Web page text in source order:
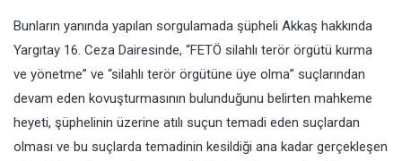
Bunların yanında yapılan sorgulamada şüpheli Akkaş hakkında
Yargıtay 16. Ceza Dairesinde, “FETÖ silahlı terör örgütü kurma
ve yönetme” ve “silahlı terör örgütüne üye olma” suçlarından
devam eden kovuşturmasının bulunduğunu belirten mahkeme
heyeti, şüphelinin üzerine atılı suçun temadi eden suçlardan
olması ve bu suçlarda temadinin kesildiği ana kadar gerçekleşen